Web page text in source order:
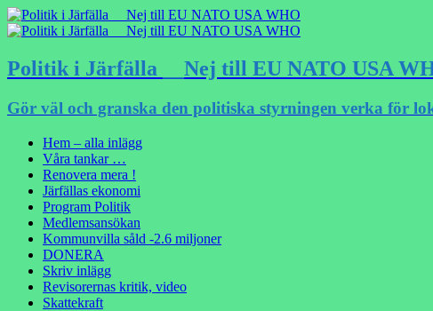
Politik i Järfälla __Nej till EU NATO USA
Gör väl och granska den politiska styrningen verka för
Hem – alla inlägg
Våra tankar …
Renovera mera !
Järfällas ekonomi
Program Politik
Medlemsansökan
Kommunvilla såld -2.6 miljoner
DONERA
Skriv inlägg
Revisorernas kritik, video
Skattekraft